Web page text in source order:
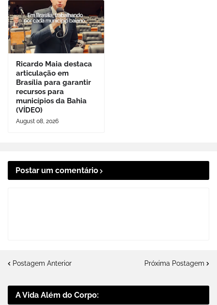
Ricardo Maia destaca
articulação em
Brasília para garantir
recursos para
municípios da Bahia
(VÍDEO)
August 08, 2026
Postar um comentário
Postagem Anterior Próxima Postagem
A Vida Além do Corpo: